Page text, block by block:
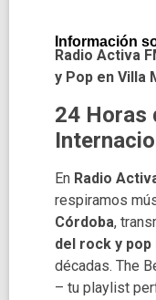
Información
Radio Activa
y Pop en Villa
24 Horas
En Radio
respiramos
Córdoba,
del rock y pop
décadas. The
– tu playlist